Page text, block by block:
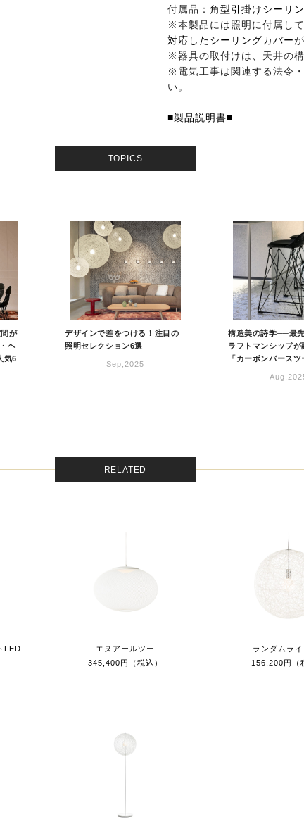
付属品： 角型引掛けシーリ
※本製品には照明に付属し
対応したシーリングカバー
※器具の取付けは、天井の
※電気工事は関連する法令
い。
■製品説明書■
TOPICS
が
ヘ
気6
デザインで差をつける！注目の
照明セレクション6選
Sep,2025
構造美の詩学──最
ラフトマンシップが
「カーボンバースツ
RELATED
LED
エヌアールツー
345,400円（税込）
ランダムラ
156,200円（